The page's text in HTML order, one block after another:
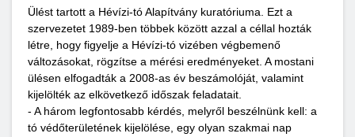
Ülést tartott a Hévízi-tó Alapítvány kuratóriuma. Ezt a
szervezetet 1989-ben többek között azzal a céllal hozták
létre, hogy figyelje a Hévízi-tó vizében végbemenő
változásokat, rögzítse a mérési eredményeket. A mostani
ülésen elfogadták a 2008-as év beszámolóját, valamint
kijelölték az elkövetkező időszak feladatait.
- A három legfontosabb kérdés, melyről beszélnünk kell: a
tó védőterületének kijelölése, egy olyan szakmai nap